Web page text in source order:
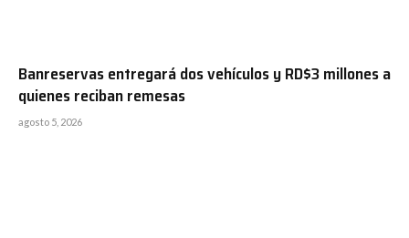
Banreservas entregará dos vehículos y RD$3 millones a
quienes reciban remesas
agosto 5, 2026